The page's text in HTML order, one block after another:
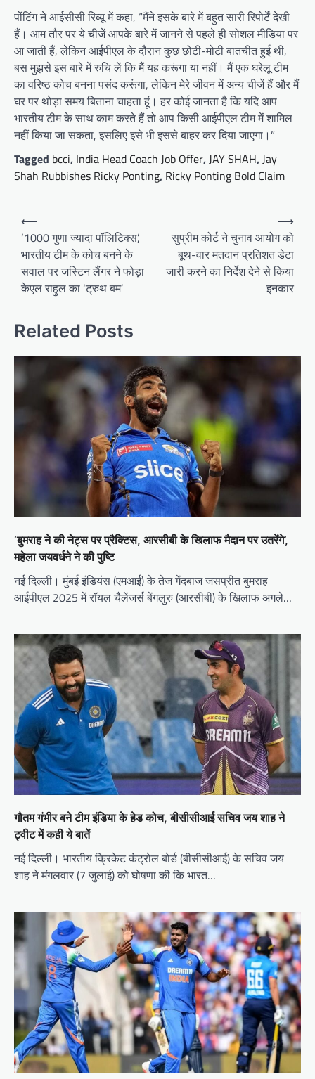
पोंटिंग ने आईसीसी रिव्यू में कहा, “मैंने इसके बारे में बहुत सारी रिपोर्टें देखी
हैं। आम तौर पर ये चीजें आपके बारे में जानने से पहले ही सोशल मीडिया पर
आ जाती हैं, लेकिन आईपीएल के दौरान कुछ छोटी-मोटी बातचीत हुई थी,
बस मुझसे इस बारे में रुचि लें कि मैं यह करूंगा या नहीं। मैं एक घरेलू टीम
का वरिष्ठ कोच बनना पसंद करूंगा, लेकिन मेरे जीवन में अन्य चीजें हैं और मैं
घर पर थोड़ा समय बिताना चाहता हूं। हर कोई जानता है कि यदि आप
भारतीय टीम के साथ काम करते हैं तो आप किसी आईपीएल टीम में शामिल
नहीं किया जा सकता, इसलिए इसे भी इससे बाहर कर दिया जाएगा।”
Tagged bcci, India Head Coach Job Offer,JAY SHAH,Jay
Shah Rubbishes Ricky Ponting, Ricky Ponting Bold Claim
Post
navigation
⟵
‘1000 गुणा ज्यादा पॉलिटिक्स’,
भारतीय टीम के कोच बनने के
सवाल पर जस्टिन लैंगर ने फोड़ा
केएल राहुल का ‘ट्रुथ बम’
सुप्रीम कोर्ट ने चुनाव आयोग को
बूथ-वार मतदान प्रतिशत डेटा
जारी करने का निर्देश देने से किया
इनकार
⟶
Related Posts
‘बुमराह ने की नेट्स पर प्रैक्टिस, आरसीबी के खिलाफ मैदान पर उतरेंगे’,
महेला जयवर्धने ने की पुष्टि
नई दिल्ली। मुंबई इंडियंस (एमआई) के तेज गेंदबाज जसप्रीत बुमराह
आईपीएल 2025 में रॉयल चैलेंजर्स बेंगलुरु (आरसीबी) के खिलाफ अगले…
गौतम गंभीर बने टीम इंडिया के हेड कोच, बीसीसीआई सचिव जय शाह ने
ट्वीट में कही ये बातें
नई दिल्ली। भारतीय क्रिकेट कंट्रोल बोर्ड (बीसीसीआई) के सचिव जय
शाह ने मंगलवार (7 जुलाई) को घोषणा की कि भारत…